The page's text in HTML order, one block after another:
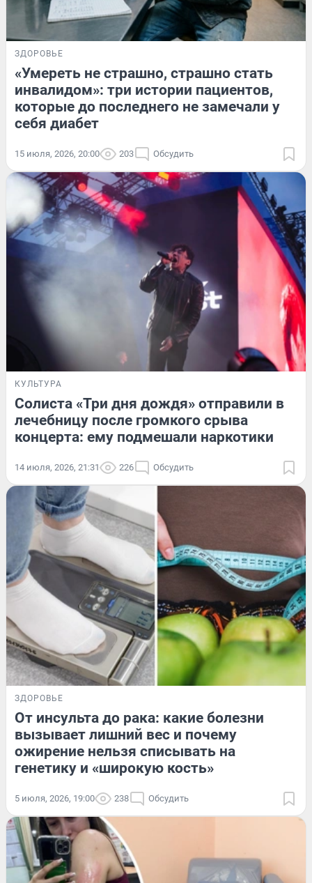
ЗДОРОВЬЕ
«Умереть не страшно, страшно стать
инвалидом»: три истории пациентов,
которые до последнего не замечали у
себя диабет
15 июля, 2026, 20:00 203 Обсудить
КУЛЬТУРА
Солиста «Три дня дождя» отправили в
лечебницу после громкого срыва
концерта: ему подмешали наркотики
14 июля, 2026, 21:31 226 Обсудить
ЗДОРОВЬЕ
От инсульта до рака: какие болезни
вызывает лишний вес и почему
ожирение нельзя списывать на
генетику и «широкую кость»
5 июля, 2026, 19:00 238 Обсудить